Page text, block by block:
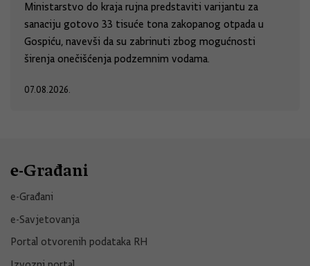
Ministarstvo do kraja rujna predstaviti varijantu za
sanaciju gotovo 33 tisuće tona zakopanog otpada u
Gospiću, navevši da su zabrinuti zbog mogućnosti
širenja onečišćenja podzemnim vodama.
07.08.2026.
e-Građani
e-Građani
e-Savjetovanja
Portal otvorenih podataka RH